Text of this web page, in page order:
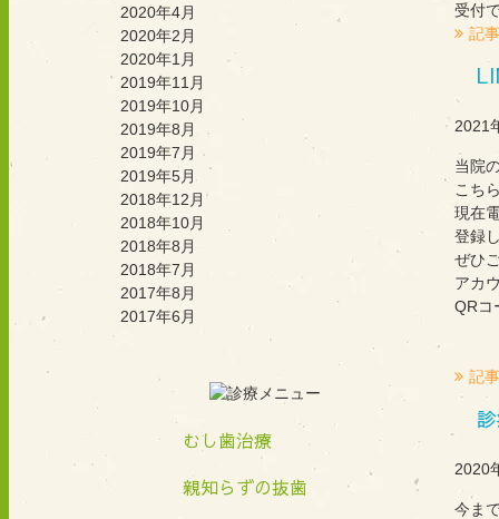
2020年4月
2020年2月
2020年1月
2019年11月
2019年10月
2019年8月
2019年7月
2019年5月
2018年12月
2018年10月
2018年8月
2018年7月
2017年8月
2017年6月
むし歯治療
親知らずの抜歯
受付
記
2021
当院
こち
現在
登録
ぜひ
アカ
QRコ
記
2020
今ま